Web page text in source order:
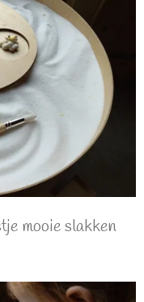
mooie slakken